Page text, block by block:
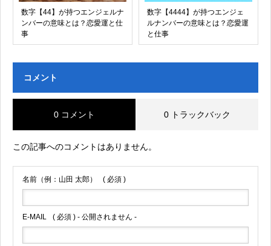
数字【44】が持つエンジェルナ
ンバーの意味とは？恋愛運と仕
事
数字【4444】が持つエンジェ
ルナンバーの意味とは？恋愛運
と仕事
コメント
0 コメント 0 トラックバック
この記事へのコメントはありません。
名前（例：山田 太郎） ( 必須 )
E-MAIL ( 必須 ) - 公開されません -